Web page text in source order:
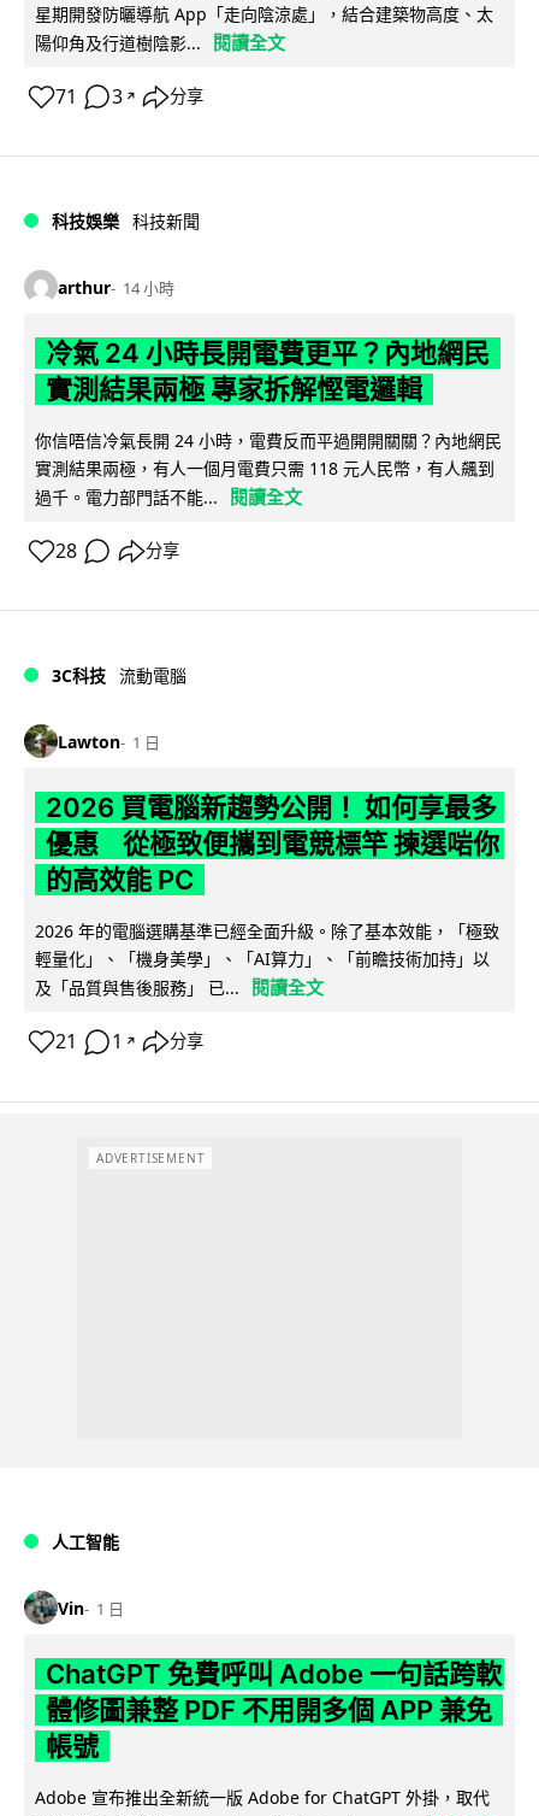
星期開發防曬導航 App「走向陰涼處」，結合建築物高度、太
陽仰角及行道樹陰影...
閱讀全文
71 3 ↗ 分享
科技娛樂 科技新聞
arthur 14 小時
冷氣 24 小時長開電費更平？內地網民
實測結果兩極 專家拆解慳電邏輯
你信唔信冷氣長開 24 小時，電費反而平過開開關關？內地網民
實測結果兩極，有人一個月電費只需 118 元人民幣，有人飆到
過千。電力部門話不能...
閱讀全文
28 分享
3C科技 流動電腦
Lawton 1 日
2026 買電腦新趨勢公開！ 如何享最多
優惠 從極致便攜到電競標竿 揀選啱你
的高效能 PC
2026 年的電腦選購基準已經全面升級。除了基本效能，「極致
輕量化」、「機身美學」、「AI算力」、「前瞻技術加持」以
及「品質與售後服務」 已...
閱讀全文
21 1 ↗ 分享
ADVERTISEMENT
人工智能
Vin 1 日
ChatGPT 免費呼叫 Adobe 一句話跨軟
體修圖兼整 PDF 不用開多個 APP 兼免
帳號
Adobe 宣布推出全新統一版 Adobe for ChatGPT 外掛，取代